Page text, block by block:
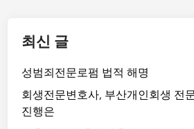
최신 글
성범죄전문로펌 법적 해명
회생전문변호사, 부산개인회생 전
진행은